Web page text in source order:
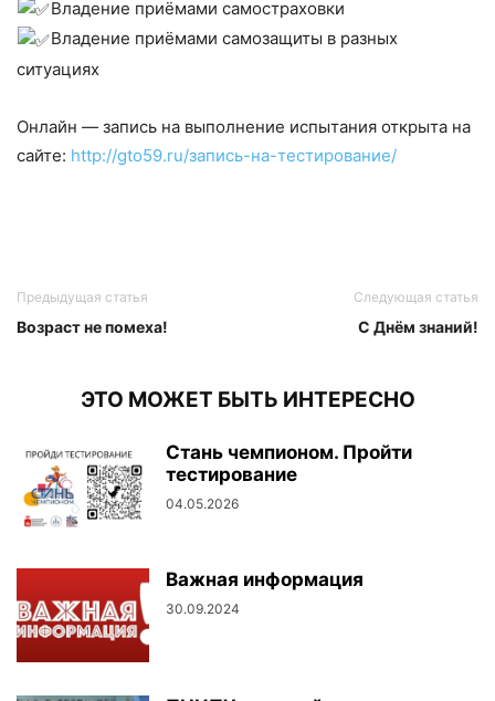
Владение приёмами самостраховки
Владение приёмами самозащиты в разных
ситуациях
Онлайн — запись на выполнение испытания открыта на
сайте: http://gto59.ru/запись-на-тестирование/
Предыдущая статья
Возраст не помеха!
Следующая статья
С Днём знаний!
ЭТО МОЖЕТ БЫТЬ ИНТЕРЕСНО
Стань чемпионом. Пройти
тестирование
04.05.2026
Важная информация
30.09.2024